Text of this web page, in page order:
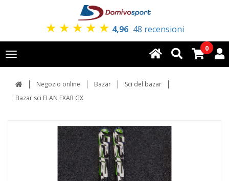
★ ★ ★ ★ ★ 4,96 48 recensioni
Toggle
navigation
0
Negozio online Bazar
Sci del bazar
Bazar sci ELAN EXAR GX